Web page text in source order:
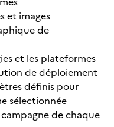
et images
de
et les plateformes
de déploiement
définis pour
sélectionnée
de chaque